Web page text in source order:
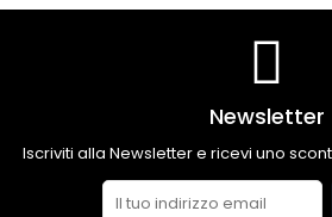
Newsletter
Iscriviti alla Newsletter e ricevi uno